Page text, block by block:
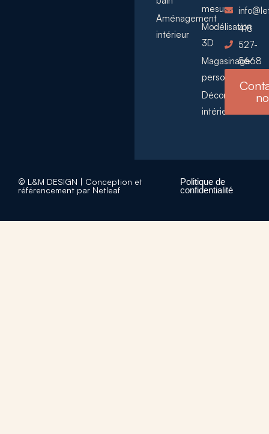
Aménagement
intérieur
mesure
Modélisation
3D
Magasinage
personnalisé
Décoration
intérieure
418
527-
5668
© L&M DESIGN | Conception et
référencement par Netleaf
Politique de
confidentialité